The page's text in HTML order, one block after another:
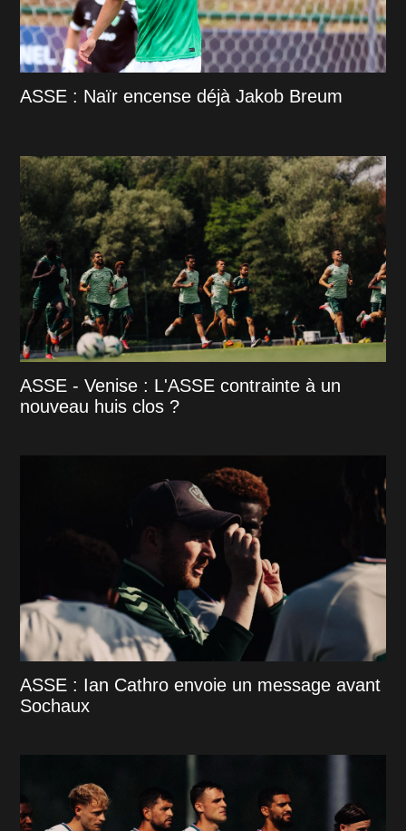
ASSE : Naïr encense déjà Jakob Breum
ASSE - Venise : L'ASSE contrainte à un
nouveau huis clos ?
ASSE : Ian Cathro envoie un message avant
Sochaux